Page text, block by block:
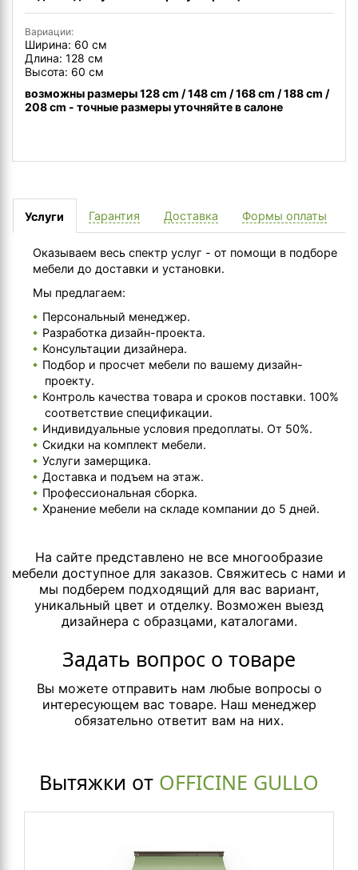
Вариации:
Ширина: 60 см
Длина: 128 см
Высота: 60 см
возможны размеры 128 cm / 148 cm / 168 cm / 188 cm /
208 cm - точные размеры уточняйте в салоне
Услуги
Оказываем весь спектр услуг - от помощи в подборе
мебели до доставки и установки.
Мы предлагаем:
Персональный менеджер.
Разработка дизайн-проекта.
Консультации дизайнера.
Подбор и просчет мебели по вашему дизайн-
проекту.
Контроль качества товара и сроков поставки. 100%
соответствие спецификации.
Индивидуальные условия предоплаты. От 50%.
Скидки на комплект мебели.
Услуги замерщика.
Доставка и подъем на этаж.
Профессиональная сборка.
Хранение мебели на складе компании до 5 дней.
Гарантия Доставка Формы оплаты
На сайте представлено не все многообразие
мебели доступное для заказов. Свяжитесь с нами и
мы подберем подходящий для вас вариант,
уникальный цвет и отделку. Возможен выезд
дизайнера с образцами, каталогами.
Задать вопрос о товаре
Вы можете отправить нам любые вопросы о
интересующем вас товаре. Наш менеджер
обязательно ответит вам на них.
Вытяжки от OFFICINE GULLO